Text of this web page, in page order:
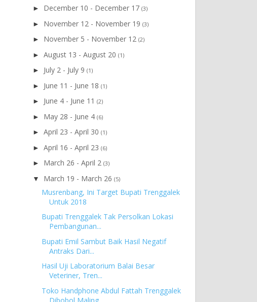
► December 10 - December 17 (3)
► November 12 - November 19 (3)
► November 5 - November 12 (2)
► August 13 - August 20 (1)
► July 2 - July 9 (1)
► June 11 - June 18 (1)
► June 4 - June 11 (2)
► May 28 - June 4 (6)
► April 23 - April 30 (1)
► April 16 - April 23 (6)
► March 26 - April 2 (3)
▼ March 19 - March 26 (5)
Musrenbang, Ini Target Bupati Trenggalek
Untuk 2018
Bupati Trenggalek Tak Persolkan Lokasi
Pembangunan...
Bupati Emil Sambut Baik Hasil Negatif
Antraks Dari...
Hasil Uji Laboratorium Balai Besar
Veteriner, Tren...
Toko Handphone Abdul Fattah Trenggalek
Dibobol Maling